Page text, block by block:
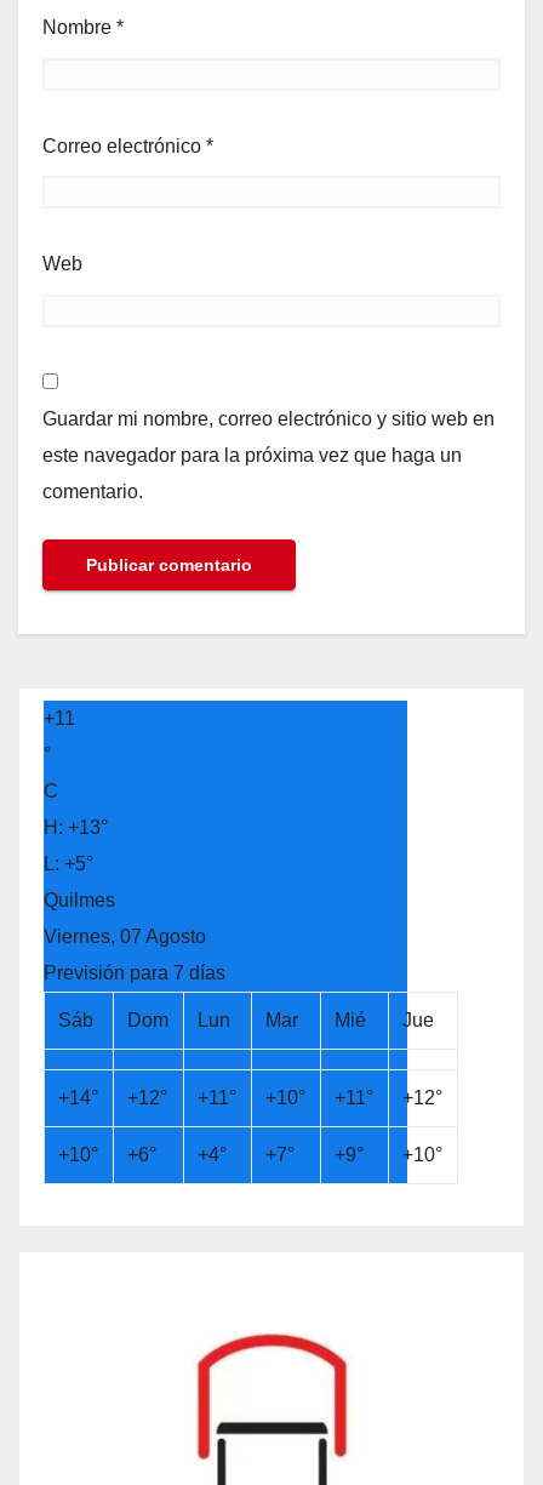
Nombre *
Correo electrónico *
Web
Guardar mi nombre, correo electrónico y sitio web en
este navegador para la próxima vez que haga un
comentario.
+11
°
C
H: +13°
L: +5°
Quilmes
Viernes, 07 Agosto
Previsión para 7 días
Sáb Dom Lun Mar Mié Jue
+14° +12° +11° +10° +11° +12°
+10° +6° +4° +7° +9° +10°